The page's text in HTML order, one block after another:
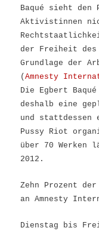
Baqué sieht den
Aktivistinnen
der Freiheit des
Grundlage der
(Amnesty
Die Egbert
deshalb eine
und stattdessen
Pussy Riot
über 70 Werken
2012.
Zehn Prozent
an Amnesty
Dienstag bis